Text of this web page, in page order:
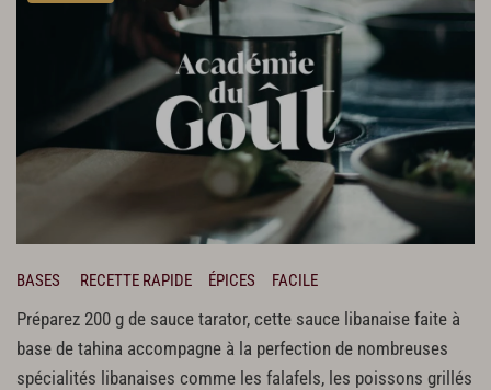
BASES RECETTE RAPIDE ÉPICES FACILE
Préparez 200 g de sauce tarator, cette sauce libanaise faite à
base de tahina accompagne à la perfection de nombreuses
spécialités libanaises comme les falafels, les poissons grillés